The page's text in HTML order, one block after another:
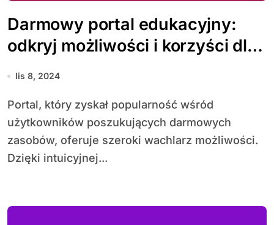
Darmowy portal edukacyjny:
odkryj możliwości i korzyści dla
użytkowników
lis 8, 2024
Portal, który zyskał popularność wśród
użytkowników poszukujących darmowych
zasobów, oferuje szeroki wachlarz możliwości.
Dzięki intuicyjnej...